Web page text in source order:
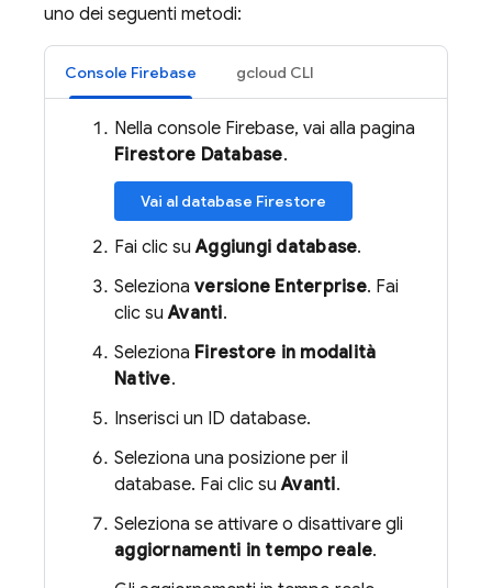
uno dei seguenti metodi:
Console Firebase gcloud CLI
Nella console Firebase, vai alla pagina
Firestore Database.
Vai al database Firestore
Fai clic suAggiungi database.
Seleziona versione Enterprise. Fai
clic suAvanti.
Seleziona Firestore in modalità
Native.
Inserisci un ID database.
Seleziona una posizione per il
database. Fai clic suAvanti.
Seleziona se attivare o disattivare gli
aggiornamenti in tempo reale.